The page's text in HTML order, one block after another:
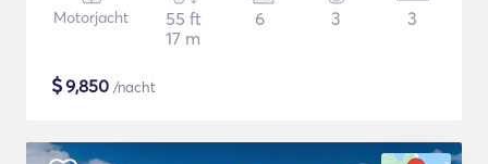
Motorjacht
55 ft
17 m
6 3 3
$9,850 /nacht